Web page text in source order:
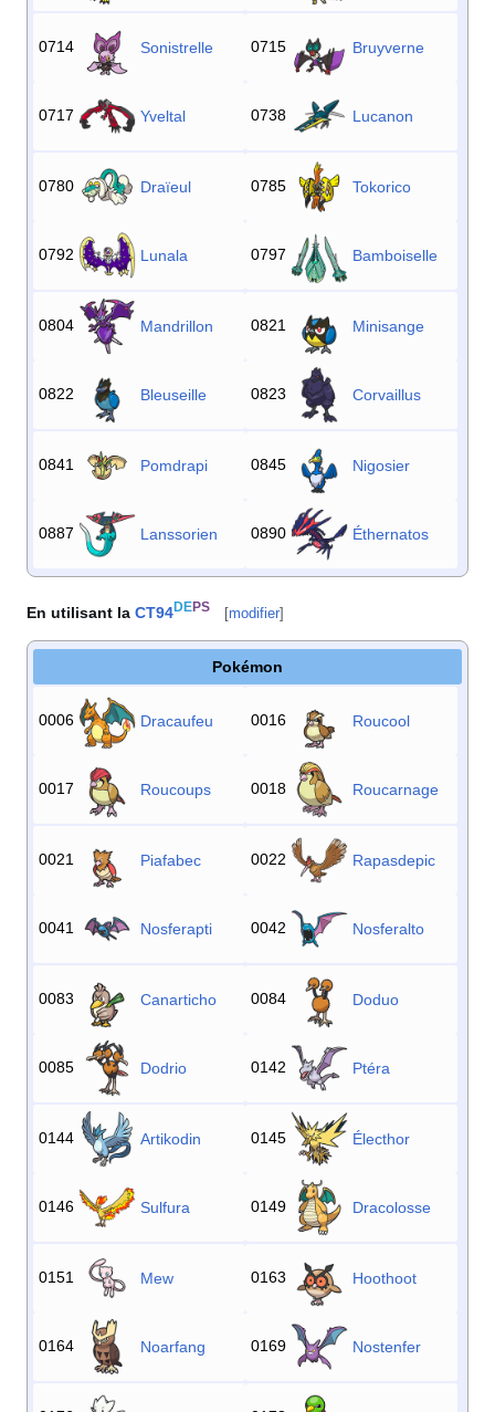
0714 Sonistrelle 0715 Bruyverne
0717 Yveltal 0738 Lucanon
0780 Draïeul 0785 Tokorico
0792 Lunala 0797 Bamboiselle
0804 Mandrillon 0821 Minisange
0822 Bleuseille 0823 Corvaillus
0841 Pomdrapi 0845 Nigosier
0887 Lanssorien 0890 Éthernatos
En utilisant la CT94DEPS [modifier]
Pokémon
0006 Dracaufeu 0016 Roucool
0017 Roucoups 0018 Roucarnage
0021 Piafabec 0022 Rapasdepic
0041 Nosferapti 0042 Nosferalto
0083 Canarticho 0084 Doduo
0085 Dodrio 0142 Ptéra
0144 Artikodin 0145 Électhor
0146 Sulfura 0149 Dracolosse
0151 Mew 0163 Hoothoot
0164 Noarfang 0169 Nostenfer